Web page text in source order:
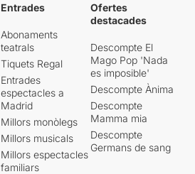
Entrades
Abonaments
teatrals
Tiquets Regal
Entrades
espectacles a
Madrid
Millors monòlegs
Millors musicals
Millors espectacles
familiars
Ofertes
destacades
Descompte El
Mago Pop 'Nada
es imposible'
Descompte Ànima
Descompte
Mamma mia
Descompte
Germans de sang